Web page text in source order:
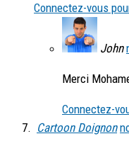
Connectez-vous
John
Merci
Connectez-
Cartoon Doignon